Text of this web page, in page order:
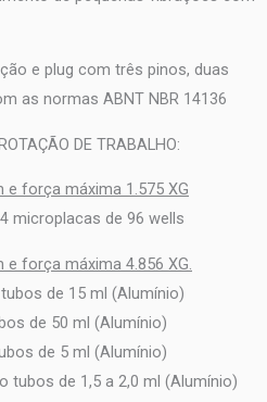
e plug com três pinos, duas
as normas ABNT NBR 14136
DE TRABALHO:
força máxima 1.575 XG
microplacas de 96 wells
força máxima 4.856 XG.
de 15 ml (Alumínio)
de 50 ml (Alumínio)
de 5 ml (Alumínio)
tubos de 1,5 a 2,0 ml (Alumínio)